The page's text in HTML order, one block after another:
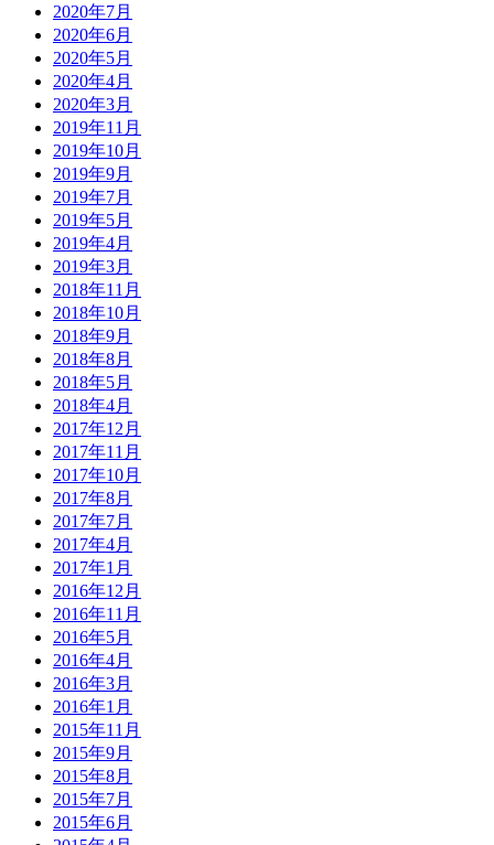
2020年7月
2020年6月
2020年5月
2020年4月
2020年3月
2019年11月
2019年10月
2019年9月
2019年7月
2019年5月
2019年4月
2019年3月
2018年11月
2018年10月
2018年9月
2018年8月
2018年5月
2018年4月
2017年12月
2017年11月
2017年10月
2017年8月
2017年7月
2017年4月
2017年1月
2016年12月
2016年11月
2016年5月
2016年4月
2016年3月
2016年1月
2015年11月
2015年9月
2015年8月
2015年7月
2015年6月